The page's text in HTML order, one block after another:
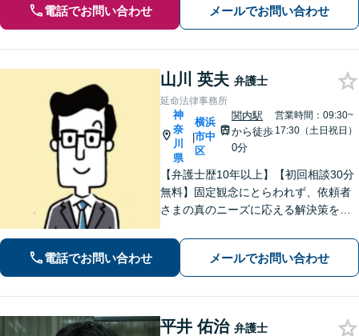
電話でお問い合わせ メールでお問い合わせ
山川 英夫 弁護士
延命法律事務所
神
奈
川
県
|
横浜
市中
区
関内駅
から徒歩
0分
営業時間：09:30~
17:30（土日祝日）
【弁護士歴10年以上】【初回相談30分
無料】固定観念にとらわれず、依頼者
さまの真のニーズに応える解決策を導
士業との連携で不動産トラブルや相続
問題にワンストップの対応も可能【WE
B面談対応】【関内駅3分】
電話でお問い合わせ メールでお問い合わせ
平井 佑治 弁護士